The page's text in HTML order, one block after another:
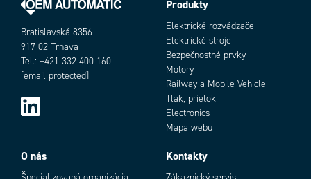
Bratislavská 8356
917 02 Trnava
Tel.: +421 332 400 160
[email protected]
Produkty
Elektrické rozvádzače
Elektrické stroje
Bezpečnostné prvky
Motory
Railway a Mobile Vehicle
Tlak, prietok
Electronics
Mapa webu
O nás Kontakty